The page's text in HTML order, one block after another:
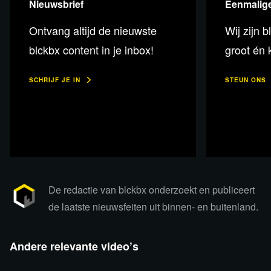
Nieuwsbrief
Ontvang altijd de nieuwste
blckbx content in je inbox!
SCHRIJF JE IN
Wij zijn
groot én
STEUN ONS
De redactie van blckbx onderzoekt en publiceert
de laatste nieuwsfeiten uit binnen- en buitenland.
Andere relevante video’s